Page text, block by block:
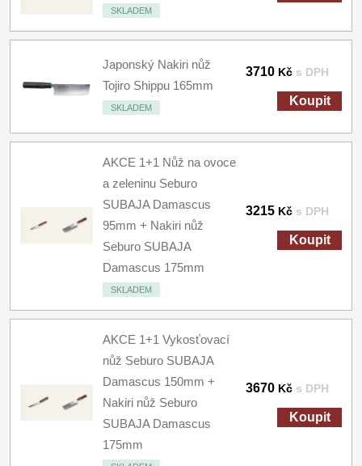
SKLADEM
Japonský Nakiri nůž
Tojiro Shippu 165mm
SKLADEM
3710 Kč s DPH
Koupit
AKCE 1+1 Nůž na ovoce
a zeleninu Seburo
SUBAJA Damascus
95mm + Nakiri nůž
Seburo SUBAJA
Damascus 175mm
SKLADEM
3215 Kč s DPH
Koupit
AKCE 1+1 Vykosťovací
nůž Seburo SUBAJA
Damascus 150mm +
Nakiri nůž Seburo
SUBAJA Damascus
175mm
3670 Kč s DPH
Koupit